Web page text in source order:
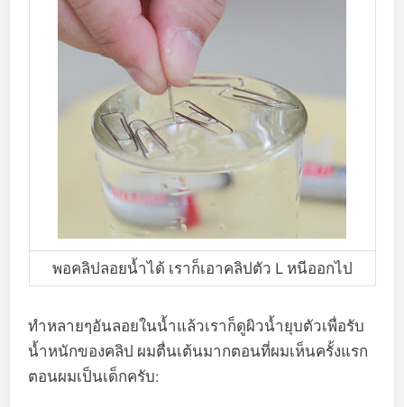
พอคลิปลอยน้ำได้ เราก็เอาคลิปตัว L หนีออกไป
ทำหลายๆอันลอยในน้ำแล้วเราก็ดูผิวน้ำยุบตัวเพื่อรับ
น้ำหนักของคลิป ผมตื่นเต้นมากตอนที่ผมเห็นครั้งแรก
ตอนผมเป็นเด็กครับ: